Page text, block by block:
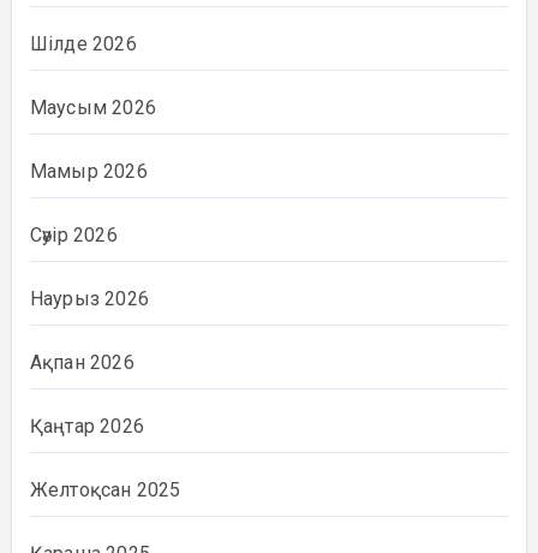
Шілде 2026
Маусым 2026
Мамыр 2026
Сәуір 2026
Наурыз 2026
Ақпан 2026
Қаңтар 2026
Желтоқсан 2025